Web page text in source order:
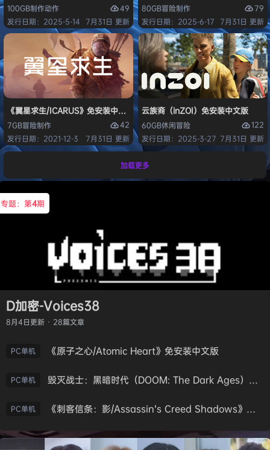
100GB制作动作
49
发行日期：2025-5-14
7月31日 更新
80GB冒险制作
79
发行日期：2025-6-17
7月31日 更新
《翼星求生/ICARUS》免安装中文版
7GB冒险制作
42
发行日期：2021-12-3
7月31日 更新
云族裔（inZOI）免安装中文版
60GB休闲冒险
122
发行日期：2025-3-27 7月31日 更新
加载更多
专题：第4期
D加密-Voices38
8月4日更新 · 28篇文章
PC单机 《原子之心/Atomic Heart》免安装中文版
PC单机 毁灭战士：黑暗时代（DOOM: The Dark Ages）免安装中文版
PC单机 《刺客信条：影/Assassin’s Creed Shadows》免安装版，非虚拟机